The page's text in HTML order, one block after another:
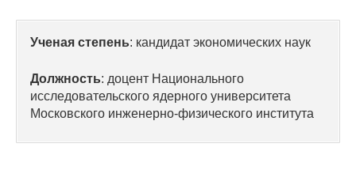
Сотрудники
Отчетность
Ученая степень: кандидат экономических наук
Должность: доцент Национального
исследовательского ядерного университета
Московского инженерно-физического института